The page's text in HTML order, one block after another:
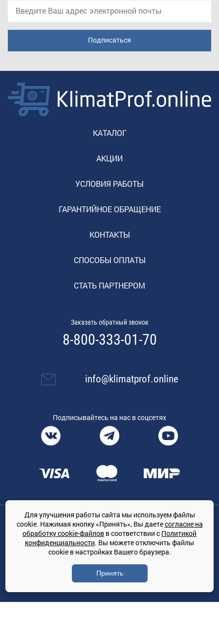
КАТАЛОГ
АКЦИИ
УСЛОВИЯ РАБОТЫ
ГАРАНТИЙНОЕ ОБРАЩЕНИЕ
КОНТАКТЫ
СПОСОБЫ ОПЛАТЫ
СТАТЬ ПАРТНЕРОМ
Заказать обратный звонок
8-800-333-01-70
info@klimatprof.online
Подписывайтесь на нас в соцсетях
Общество с ограниченной ответственностью «ТРЕЙДКОН», ОГРН:
1167847364079, 197022, г. Санкт-Петербург, проспект Медиков, 7
КЛИМАТПРОФ.ONLINE - оптовая продажа кондиционеров и
климатической техники на территории РФ
© Сайт принадлежит ООО «ТРЕЙДКОН»
Политика конфиденциальности
Для улучшения работы сайта мы используем файлы
cookie. Нажимая кнопку «Принять», Вы даетесогласие на
обработку cookie-файлов в соответствии с Политикой
конфиденциальности. Вы можете отключить файлы
cookie в настройках Вашего браузера.
Принять